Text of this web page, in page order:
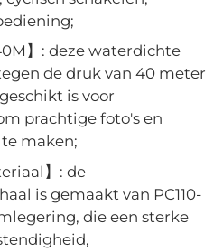
】: deze waterdichte
de druk van 40 meter
is voor
prachtige foto's en
maken;
】: de
is gemaakt van PC110-
die een sterke